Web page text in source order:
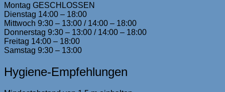
Montag GESCHLOSSEN
Dienstag 14:00 – 18:00
Mittwoch 9:30 – 13:00 / 14:00 – 18:00
Donnerstag 9:30 – 13:00 / 14:00 – 18:00
Freitag 14:00 – 18:00
Samstag 9:30 – 13:00
Hygiene-Empfehlungen